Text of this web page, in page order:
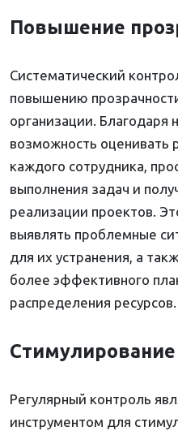
Повышение
Систематический
повышению
организации. Благодаря
возможность оценивать
каждого сотрудника,
выполнения задач и
реализации проектов.
выявлять проблемные
для их устранения, а
более эффективного
распределения ресурсов.
Стимулирование
Регулярный контроль
инструментом для